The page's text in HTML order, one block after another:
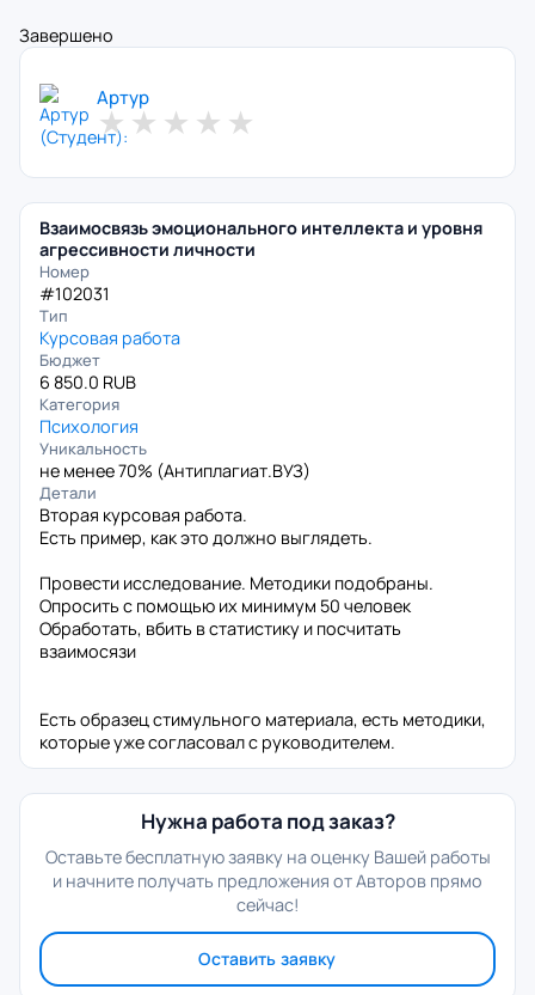
Завершено
Артур
★ ★ ★ ★ ★
Взаимосвязь эмоционального интеллекта и уровня
агрессивности личности
Номер
#102031
Тип
Курсовая работа
Бюджет
6 850.0 RUB
Категория
Психология
Уникальность
не менее 70% (Антиплагиат.ВУЗ)
Детали
Вторая курсовая работа.
Есть пример, как это должно выглядеть.
Провести исследование. Методики подобраны.
Опросить с помощью их минимум 50 человек
Обработать, вбить в статистику и посчитать
взаимосязи
Есть образец стимульного материала, есть методики,
которые уже согласовал с руководителем.
Нужна работа под заказ?
Оставьте бесплатную заявку на оценку Вашей работы
и начните получать предложения от Авторов прямо
сейчас!
Оставить заявку